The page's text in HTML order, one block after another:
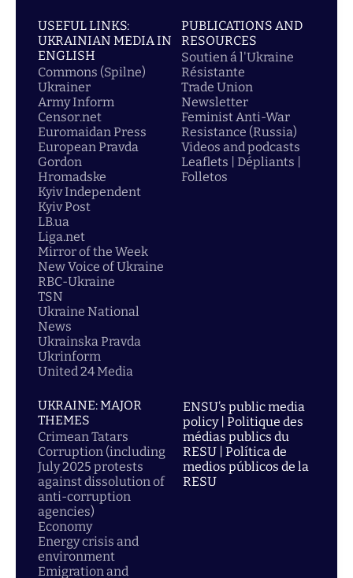
USEFUL LINKS:
UKRAINIAN MEDIA IN
ENGLISH
Commons (Spilne)
Ukrainer
Army Inform
Censor.net
Euromaidan Press
European Pravda
Gordon
Hromadske
Kyiv Independent
Kyiv Post
LB.ua
Liga.net
Mirror of the Week
New Voice of Ukraine
RBC-Ukraine
TSN
Ukraine National
News
Ukrainska Pravda
Ukrinform
United 24 Media
PUBLICATIONS AND
RESOURCES
Soutien á l'Ukraine
Résistante
Trade Union
Newsletter
Feminist Anti-War
Resistance (Russia)
Videos and podcasts
Leaflets | Dépliants |
Folletos
UKRAINE: MAJOR
THEMES
Crimean Tatars
Corruption (including
July 2025 protests
against dissolution of
anti-corruption
agencies)
Economy
Energy crisis and
environment
Emigration and
ENSU’s public media
policy | Politique des
médias publics du
RESU | Política de
medios públicos de la
RESU